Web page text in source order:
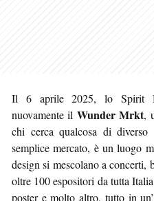
Il 6 aprile 2025, lo Spirit
nuovamente il Wunder Mrkt,
chi cerca qualcosa di
semplice mercato, è un luogo
design si mescolano a
oltre 100 espositori da tutta
poster e molto altro, tutto in